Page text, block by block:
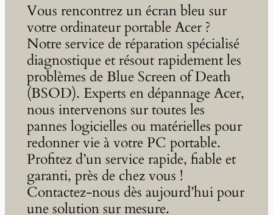
Vous rencontrez un écran bleu sur
votre ordinateur portable Acer ?
Notre service de réparation spécialisé
diagnostique et résout rapidement les
problèmes de Blue Screen of Death
(BSOD). Experts en dépannage Acer,
nous intervenons sur toutes les
pannes logicielles ou matérielles pour
redonner vie à votre PC portable.
Profitez d’un service rapide, fiable et
garanti, près de chez vous !
Contactez-nous dès aujourd’hui pour
une solution sur mesure.